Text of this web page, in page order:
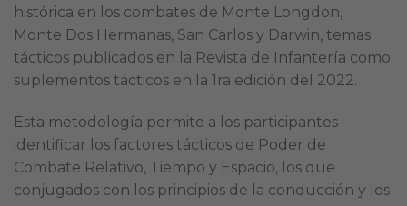
histórica en los combates de Monte Longdon,
Monte Dos Hermanas, San Carlos y Darwin, temas
tácticos publicados en la Revista de Infantería como
suplementos tácticos en la 1ra edición del 2022.
Esta metodología permite a los participantes
identificar los factores tácticos de Poder de
Combate Relativo, Tiempo y Espacio, los que
conjugados con los principios de la conducción y los